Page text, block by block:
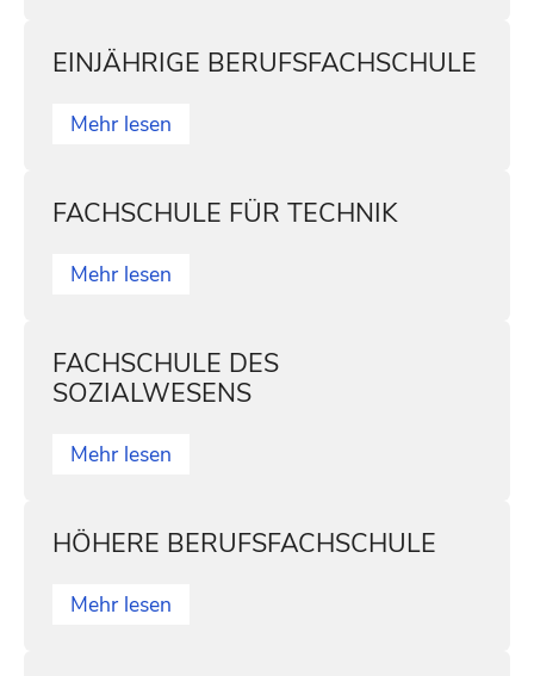
EINJÄHRIGE BERUFSFACHSCHULE
Mehr lesen
FACHSCHULE FÜR TECHNIK
Mehr lesen
FACHSCHULE DES
SOZIALWESENS
Mehr lesen
HÖHERE BERUFSFACHSCHULE
Mehr lesen